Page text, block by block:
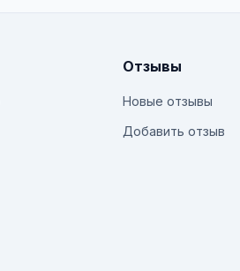
Отзывы
Новые отзывы
Добавить отзыв